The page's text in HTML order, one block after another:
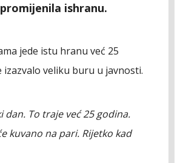
ishranu.
jede istu hranu već 25
veliku buru u javnosti.
To traje već 25 godina.
kuvano na pari. Rijetko kad